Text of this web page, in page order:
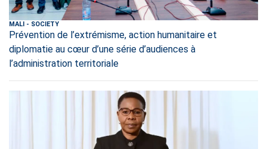
MALI - SOCIETY
Prévention de l’extrémisme, action humanitaire et
diplomatie au cœur d’une série d’audiences à
l’administration territoriale